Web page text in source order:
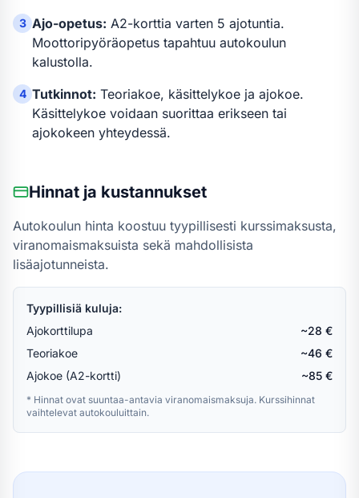
3 Ajo-opetus: A2-korttia varten 5 ajotuntia.
Moottoripyöräopetus tapahtuu autokoulun
kalustolla.
4 Tutkinnot: Teoriakoe, käsittelykoe ja ajokoe.
Käsittelykoe voidaan suorittaa erikseen tai
ajokokeen yhteydessä.
Hinnat ja kustannukset
Autokoulun hinta koostuu tyypillisesti kurssimaksusta,
viranomaismaksuista sekä mahdollisista
lisäajotunneista.
Tyypillisiä kuluja:
Ajokorttilupa
~28 €
Teoriakoe
~46 €
Ajokoe (A2-kortti)
~85 €
* Hinnat ovat suuntaa-antavia viranomaismaksuja. Kurssihinnat
vaihtelevat autokouluittain.